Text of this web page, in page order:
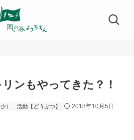
ンもやってきた？！
） 活動【どうぶつ】 2018年10月5日